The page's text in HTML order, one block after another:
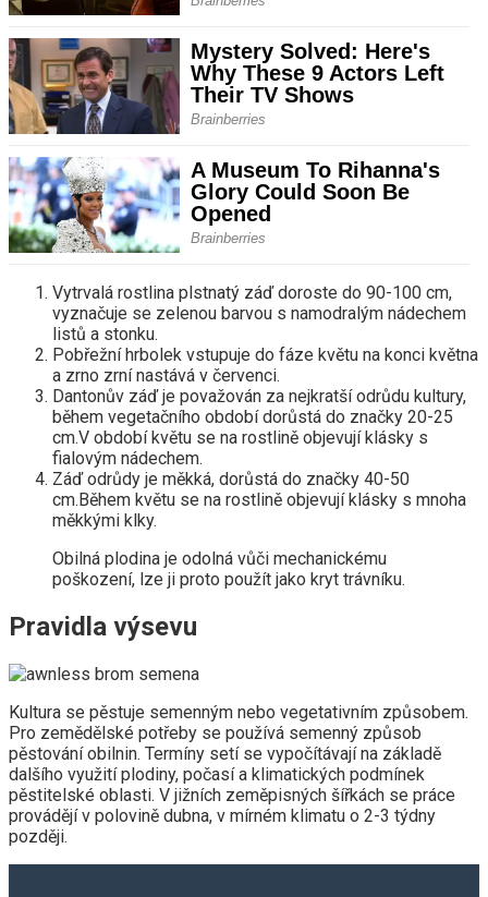
Vytrvalá rostlina plstnatý záď doroste do 90-100 cm,
vyznačuje se zelenou barvou s namodralým nádechem
listů a stonku.
Pobřežní hrbolek vstupuje do fáze květu na konci května
a zrno zrní nastává v červenci.
Dantonův záď je považován za nejkratší odrůdu kultury,
během vegetačního období dorůstá do značky 20-25
cm.V období květu se na rostlině objevují klásky s
fialovým nádechem.
Záď odrůdy je měkká, dorůstá do značky 40-50
cm.Během květu se na rostlině objevují klásky s mnoha
měkkými klky.
Obilná plodina je odolná vůči mechanickému
poškození, lze ji proto použít jako kryt trávníku.
Pravidla výsevu
Kultura se pěstuje semenným nebo vegetativním způsobem.
Pro zemědělské potřeby se používá semenný způsob
pěstování obilnin. Termíny setí se vypočítávají na základě
dalšího využití plodiny, počasí a klimatických podmínek
pěstitelské oblasti. V jižních zeměpisných šířkách se práce
provádějí v polovině dubna, v mírném klimatu o 2-3 týdny
později.